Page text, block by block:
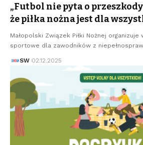
„Futbol nie pyta o
że piłka nożna jest dla
Małopolski Związek Piłki Nożnej
sportowe dla zawodników z
SW 02.12.2025